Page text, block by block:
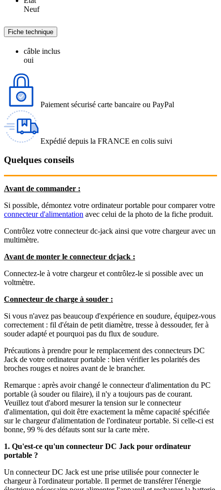
Neuf
Fiche technique
câble inclus
oui
Paiement sécurisé carte bancaire ou PayPal
Expédié depuis la FRANCE en colis suivi
Quelques conseils
Avant de commander :
Si possible, démontez votre ordinateur portable pour comparer votre
connecteur d'alimentation avec celui de la photo de la fiche produit.
Contrôlez votre connecteur dc-jack ainsi que votre chargeur avec un
multimètre.
Avant de monter le connecteur dcjack :
Connectez-le à votre chargeur et contrôlez-le si possible avec un
voltmètre.
Connecteur de charge à souder :
Si vous n'avez pas beaucoup d'expérience en soudure, équipez-vous
correctement : fil d'étain de petit diamètre, tresse à dessouder, fer à
souder adapté et pourquoi pas du flux de soudure.
Précautions à prendre pour le remplacement des connecteurs DC
Jack de votre ordinateur portable : bien vérifier les polarités des
broches rouges et noires avant de le brancher.
Remarque : après avoir changé le connecteur d'alimentation du PC
portable (à souder ou filaire), il n'y a toujours pas de courant.
Veuillez tout d'abord mesurer la tension sur le connecteur
d'alimentation, qui doit être exactement la même capacité spécifiée
sur le chargeur d'alimentation de l'ordinateur portable. Si celle-ci est
bonne, 99 % des défauts sont sur la carte mère.
1. Qu'est-ce qu'un connecteur DC Jack pour ordinateur
portable ?
Un connecteur DC Jack est une prise utilisée pour connecter le
chargeur à l'ordinateur portable. Il permet de transférer l'énergie